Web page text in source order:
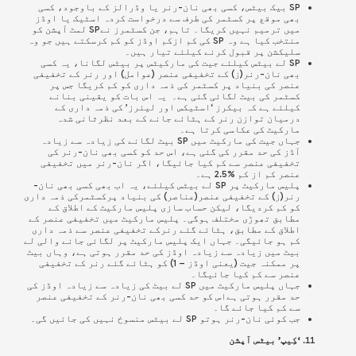
SP بیک بیٹس، کسی بھی نان-رنر یا وڈرالز کے باوجود، کسی
بھی موقع پر کسٹمر کی طرف سے درخواست کردہ اسٹیک یا اوڈز
میں ترمیم نہیں کریگا۔ تاہم، جن کسٹمرز نےSP لمٹ آپشن کو
منتخب کیا ہے وہ SP کی کم ازکم اوڈز کو کم کرسکتے ہیں جو وہ
سلیکشن پر قبول کرنے کیلئے تیار ہیں۔
SP لے بیٹس کیلئے جیت کی مارکیٹس پر بیٹس لگانا، یہ کسی
بھی نان-رنر(ز) کے تخفیفی عنصر (عوامل) اور رنر کے تخفیفی
عنصر کی بنیاد پر کسٹمر کی ذمہ داری کو کم کریگا جس پر
کسٹمر کی بیٹ لگائی گئی ہے۔ یہ اس بات کو یقینی بنانے
کیلئے ہے کہ بیکرز ‘اسٹیکس اور لیئرز’ کی ذمہ داری کے
درمیان توازن رنر کے ہٹائے جانے کے بعد نظرثانی شدہ
مارکیٹ کی عکاسی کرتا ہے۔
جہاں جیت کی مارکیٹ میں SP بیٹ لگانے کی زیادہ سے زیادہ
آڈز کی حد مقرر کی گئی ہے، اس حد کو کسی بھی نان-رنر کی
تخفیفی عنصر سے کم کیا جائیگا، اگر نان-رنر میں تخفیفی
عنصر کم از کم %2.5 ہے۔
پلیس مارکیٹ پر SP لے بیٹس کیلئے، یہ اب بھی کسی بھی نان-
رنر(ز) کے تخفیفی عنصر(عناصر) کی بنیاد پرکسٹمرکی ذمہ داری
کو کم کردیگا، لیکن حساب سازی پلیس مارکیٹ کے اطلاق کے
مطابق تھوڑی مختلف ہوگی۔ پلیس مارکیٹ میں تخفیفی عنصر کے
اطلاق کے مطابق، ہٹائے گئے رنرکے تخفیفی عنصر سے ذمہ داری
کم ہو جائیگی۔ ج ہاں ایک پلیس مارکیٹ پر لگائی جانے والی
لے
بیٹ میں زیادہ سے زیادہ اوڈز کی حد مقرر ہوتی ہے، وہاں بیٹ
پر ممکنہ جیت (یعنی اوڈز – 1) کو ہٹائے گئے رنر کے تخفیفی
عنصر سے کم کیا جائیگا۔
جہاں پلیس مارکیٹ میں SP لے بیٹ کی زیادہ سے زیادہ اوڈز کی
حد مقرر ہوتی ہےاس کو حد کسی بھی نان-رنر کے تخفیفی عنصر
سے کم کیا جائے گا۔
جب کوئی نان-رنر ہوتو SP لے بیٹس منسوخ نہیں کی جائیں گی۔
‘کِیپ’ بیٹس آپشن